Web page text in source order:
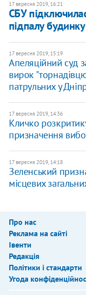
17 вересня 2019, 16:21
СБУ
підпалу
17 вересня 2019, 15:19
Апеляційний суд
вирок
патрульних у
17 вересня 2019, 14:36
Кличко
призначення
17 вересня 2019, 14:18
Зеленський
місцевих
Про нас
Реклама на сайті
Івенти
Редакція
Політики і стандарти
Угода